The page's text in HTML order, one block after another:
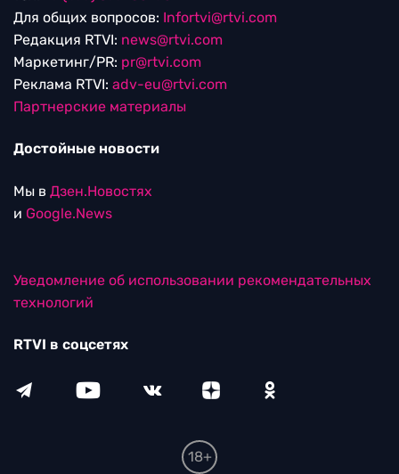
Для общих вопросов: Infortvi@rtvi.com
Редакция RTVI: news@rtvi.com
Маркетинг/PR: pr@rtvi.com
Реклама RTVI: adv-eu@rtvi.com
Партнерские материалы
Достойные новости
Мы в Дзен.Новостях
и Google.News
Уведомление об использовании рекомендательных
технологий
RTVI в соцсетях
18+